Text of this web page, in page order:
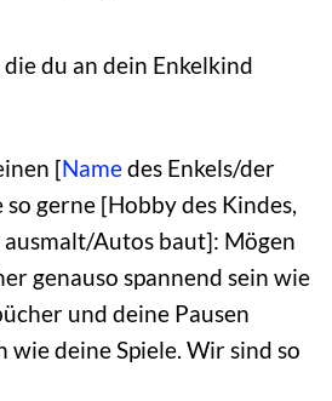
du an dein Enkelkind
[Namedes Enkels/der
gerne [Hobby des Kindes,
Autos baut]: Mögen
genauso spannend sein wie
und deine Pausen
wie deine Spiele. Wir sind so